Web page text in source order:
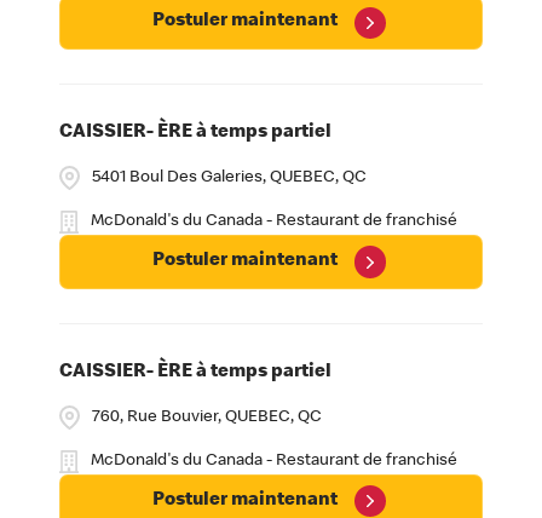
Postuler maintenant
CAISSIER- ÈRE à temps partiel
5401 Boul Des Galeries, QUEBEC, QC
McDonald's du Canada - Restaurant de franchisé
Postuler maintenant
CAISSIER- ÈRE à temps partiel
760, Rue Bouvier, QUEBEC, QC
McDonald's du Canada - Restaurant de franchisé
Postuler maintenant